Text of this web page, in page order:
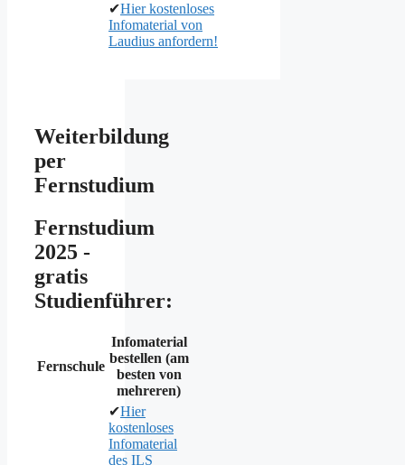
✔Hier kostenloses
Infomaterial von
Laudius anfordern!
Weiterbildung
per
Fernstudium
Fernstudium
2025 -
gratis
Studienführer:
Fernschule
Infomaterial
bestellen (am
besten von
mehreren)
✔Hier
kostenloses
Infomaterial
des ILS